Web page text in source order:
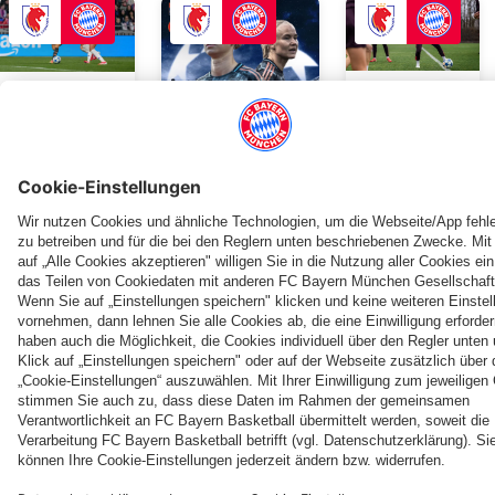
FRAUEN
Zum Spielbericht
belohnt:
FCB-
Frauen
verpassen
Halbfinal-
Einzug
DAZN-
Livestream:
Olympique
Lyon vs.
FCB-Frauen
Frauen
kämpfen
in Lyon
ums
Halbfinale
PARTNER